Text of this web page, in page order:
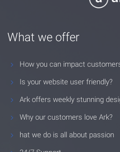
What we offer
How you can impact
Is your website user friendly?
Ark offers weekly stunning
Why our customers love Ark?
hat we do is all about passion